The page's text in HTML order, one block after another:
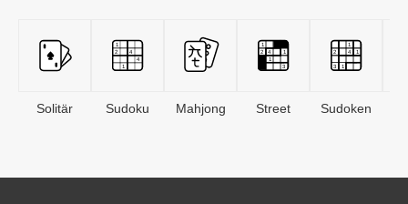
Solitär Sudoku Mahjong Street Sudoken